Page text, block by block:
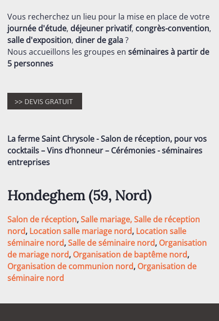
Vous recherchez un lieu pour la mise en place de votre
journée d'étude, déjeuner privatif, congrès-convention,
salle d'exposition, diner de gala?
Nous accueillons les groupes en séminairesà partir de
5 personnes
La ferme Saint Chrysole - Salon de réception, pour vos
cocktails – Vins d’honneur – Cérémonies - séminaires
entreprises
Hondeghem (59, Nord)
Salon de réception,Salle mariage,Salle de réception
nord, Location salle mariage nord, Location salle
séminaire nord,Salle de séminaire nord, Organisation
de mariage nord, Organisation de baptême nord,
Organisation de communion nord, Organisation de
séminaire nord